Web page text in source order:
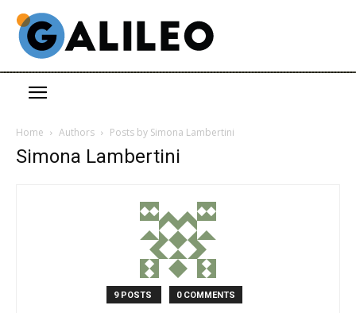
Home Authors Posts by Simona Lambertini
Simona Lambertini
9 POSTS 0 COMMENTS